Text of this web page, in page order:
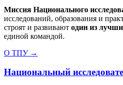
Миссия Национального
исследований, образования и
строят и развивают один из
единой командой.
О ТПУ →
Национальный